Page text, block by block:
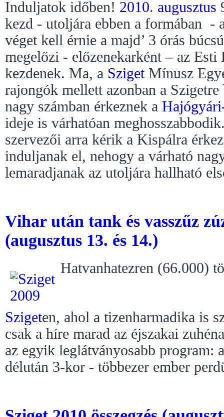
Induljatok időben! 2010. augusztus
kezd - utoljára ebben a formában -
véget kell érnie a majd’ 3 órás
megelőzi - előzenekarként – az
kezdenek. Ma, a SzigetMínusz
rajongók mellett azonban a
nagy számban érkeznek a
ideje is várhatóan
szervezői arra kérik a Kispálra
induljanak el, nehogy a várható
lemaradjanak az utoljára hallható
Vihar után tank és vasszűz
(augusztus 13. és 14.)
Hatvanhatezren (66.000)
Szigeten, ahol a tizenharmadika is
csak a híre marad az éjszakai
az egyik leglátványosabb program:
délután 3-kor - többezer ember